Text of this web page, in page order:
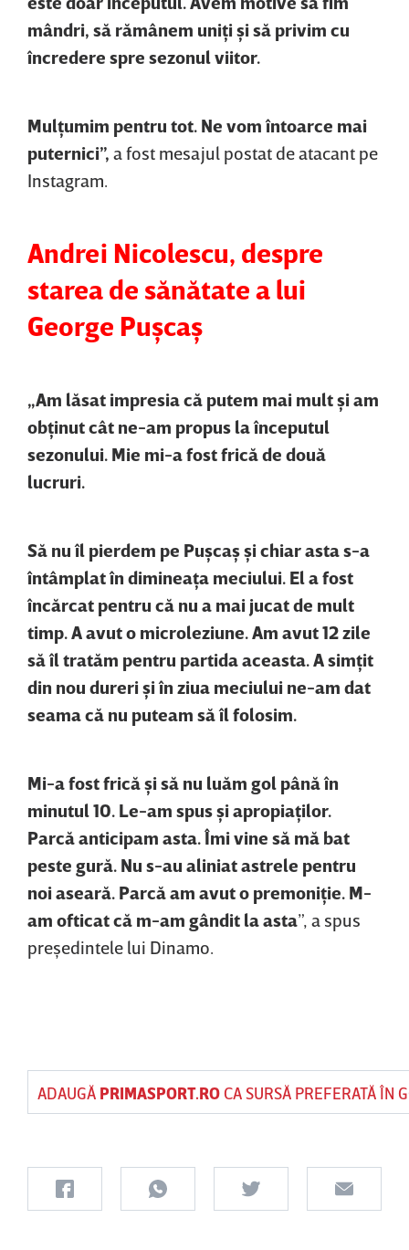
mândri, să rămânem uniţi şi să privim cu
încredere spre sezonul viitor.
Mulţumim pentru tot. Ne vom întoarce mai
puternici”, a fost mesajul postat de atacant pe
Instagram.
Andrei Nicolescu, despre
starea de sănătate a lui
George Puşcaş
„Am lăsat impresia că putem mai mult şi am
obţinut cât ne-am propus la începutul
sezonului. Mie mi-a fost frică de două
lucruri.
Să nu îl pierdem pe Puşcaş şi chiar asta s-a
întâmplat în dimineaţa meciului. El a fost
încărcat pentru că nu a mai jucat de mult
timp. A avut o microleziune. Am avut 12 zile
să îl tratăm pentru partida aceasta. A simţit
din nou dureri şi în ziua meciului ne-am dat
seama că nu puteam să îl folosim.
Mi-a fost frică şi să nu luăm gol până în
minutul 10. Le-am spus şi apropiaţilor.
Parcă anticipam asta. Îmi vine să mă bat
peste gură. Nu s-au aliniat astrele pentru
noi aseară. Parcă am avut o premoniţie. M-
am ofticat că m-am gândit la asta”, a spus
preşedintele lui Dinamo.
ADAUGĂ PRIMASPORT.ROCA SURSĂ PREFERATĂ ÎN